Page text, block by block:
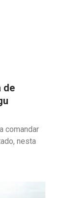
de
comandar
nesta